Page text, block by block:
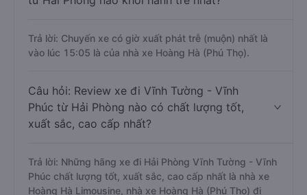
Trả lời: Chuyến xe có giờ xuất phát trễ (muộn) nhất là
vào lúc 15:05 là của nhà xe Hoàng Hà (Phú Thọ).
Câu hỏi: Review xe đi Vĩnh Tường - Vĩnh
Phúc từ Hải Phòng nào có chất lượng tốt,
xuất sắc, cao cấp nhất?
Trả lời: Những hãng xe đi Hải Phòng Vĩnh Tường - Vĩnh
Phúc chất lượng tốt, xuất sắc, cao cấp nhất là nhà xe
Hoàng Hà Limousine, nhà xe Hoàng Hà (Phú Thọ) đi